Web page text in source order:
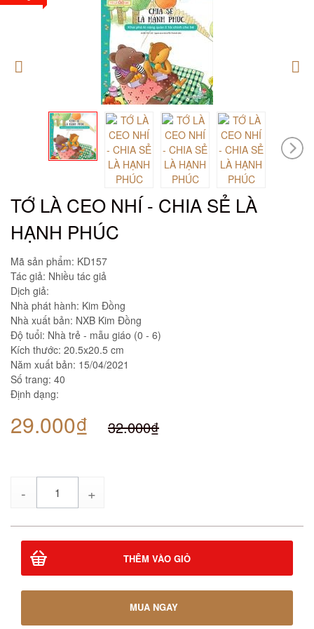
TỚ LÀ CEO NHÍ - CHIA SẺ LÀ
HẠNH PHÚC
Mã sản phẩm: KD157
Tác giả: Nhiều tác giả
Dịch giả:
Nhà phát hành: Kim Đồng
Nhà xuất bản: NXB Kim Đồng
Độ tuổi: Nhà trẻ - mẫu giáo (0 - 6)
Kích thước: 20.5x20.5 cm
Năm xuất bản: 15/04/2021
Số trang: 40
Định dạng:
29.000₫ 32.000₫
lượng
THÊM VÀO GIỎ
MUA NGAY